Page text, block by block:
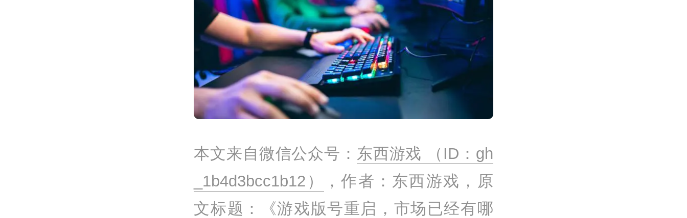
本文来自微信公众号： 东西游戏 （ID：gh
_1b4d3bcc1b12）
，作者：东西游戏，原
文标题：《游戏版号重启，市场已经有哪